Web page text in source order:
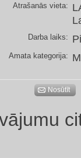
Atrašanās vieta:
Darba laiks:
Amata kategorija:
Nosūtīt